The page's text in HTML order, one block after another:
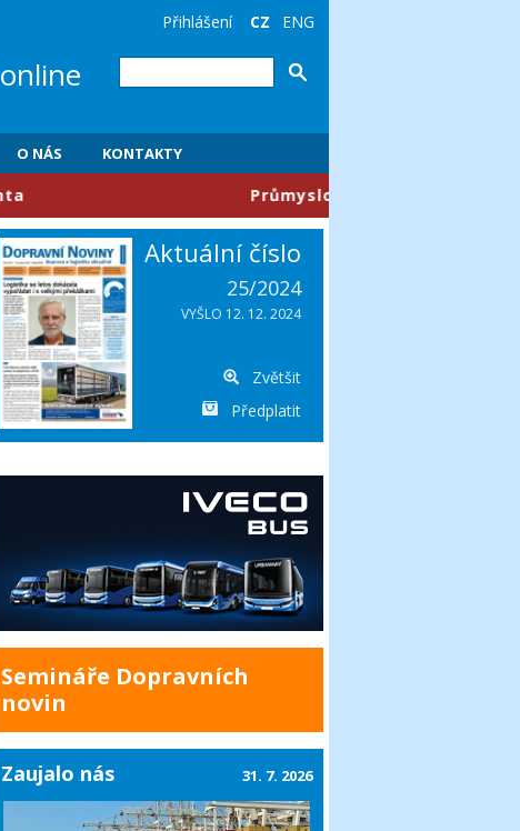
online
Přihlášení CZ ENG
O NÁS KONTAKTY
​Průmyslové parky se mění, firmy chtějí
Aktuální číslo
25/2024
VYŠLO 12. 12. 2024
Zvětšit
Předplatit
Semináře Dopravních
novin
Zaujalo nás 31. 7. 2026